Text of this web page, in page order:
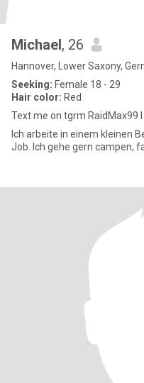
Michael, 26
Hannover, Lower Saxony,
Seeking: Female 18 - 29
Hair color: Red
Text me on tgrm RaidMax99
Ich arbeite in einem kleinen
Job. Ich gehe gern campen,